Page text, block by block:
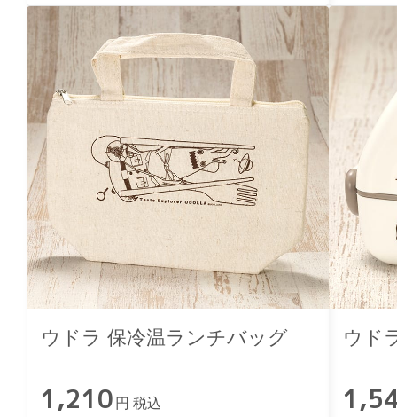
ウドラ 保冷温ランチバッグ
1,210 円 税込
ウド